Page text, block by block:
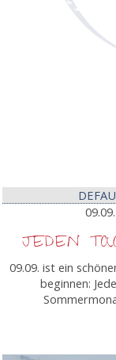
JEDEN
09.09. ist ein
beginnen: